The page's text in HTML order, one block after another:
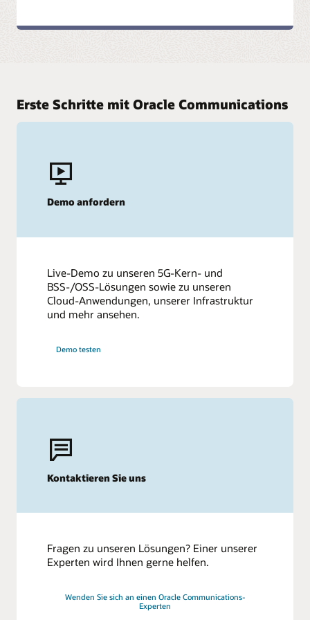
Erste Schritte mit Oracle Communications
Demo anfordern
Live-Demo zu unseren 5G-Kern- und
BSS-/OSS-Lösungen sowie zu unseren
Cloud-Anwendungen, unserer Infrastruktur
und mehr ansehen.
Demo testen
Kontaktieren Sie uns
Fragen zu unseren Lösungen? Einer unserer
Experten wird Ihnen gerne helfen.
Wenden Sie sich an einen Oracle Communications-
Experten